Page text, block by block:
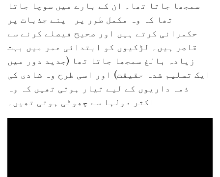
سمجھا جاتا تھا۔ ان کے بارے میں سوچا جاتا
تھا کہ وہ مکمل طور پر اپنے جذبات پر
حکمرانی کرتے ہیں اور صحیح فیصلے کرنے سے
قاصر ہیں۔ لڑکیوں کو ابتدائی عمر میں بہت
زیادہ بالغ سمجھا جاتا تھا (جدید دور میں
ایک تسلیم شدہ حقیقت) اور اسی طرح وہ شادی کی
ذمہ داریوں کے لیے تیار ہوتی تھیں کہ وہ
اکثر دولہا سے چھوٹی ہوتی تھیں۔